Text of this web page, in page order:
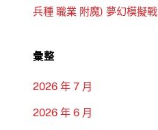
兵種 職業 附魔) 夢幻模擬戰
彙整
2026 年 7 月
2026 年 6 月